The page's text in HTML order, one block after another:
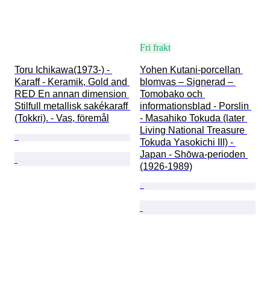
Toru Ichikawa(1973-) -
Karaff - Keramik, Gold and
RED En annan dimension
Stilfull metallisk sakékaraff
(Tokkri). - Vas, föremål
Fri frakt
Yohen Kutani-porcellan
blomvas – Signerad –
Tomobako och
informationsblad - Porslin
- Masahiko Tokuda (later
Living National Treasure
Tokuda Yasokichi III) -
Japan - Shōwa-perioden
(1926-1989)